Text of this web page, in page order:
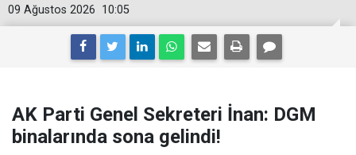
10:05
09 Ağustos 2026
AK Parti Genel Sekreteri İnan: DGM
binalarında sona gelindi!